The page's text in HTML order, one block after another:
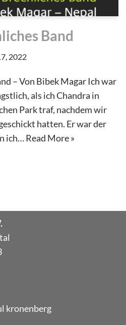
Band
2022
– Von Bibek Magar Ich war
als ich Chandra in
Park traf, nachdem wir
hatten. Er war der
ich…Read More »
kronenberg